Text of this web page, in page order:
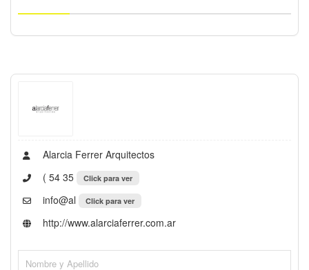
Alarcia Ferrer Arquitectos
( 54 35
Click para ver
info@al Click para ver
http://www.alarciaferrer.com.ar